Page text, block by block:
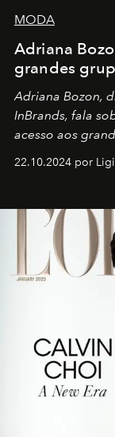
MODA
Adriana
grandes
Adriana Bozon,
InBrands, fala
acesso aos
22.10.2024 por